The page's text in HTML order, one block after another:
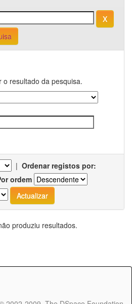
o resultado da pesquisa.
| Ordenar registos por:
ordem
produziu resultados.